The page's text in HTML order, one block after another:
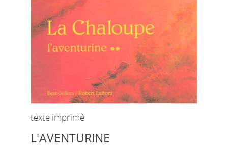
texte imprimé
L'AVENTURINE